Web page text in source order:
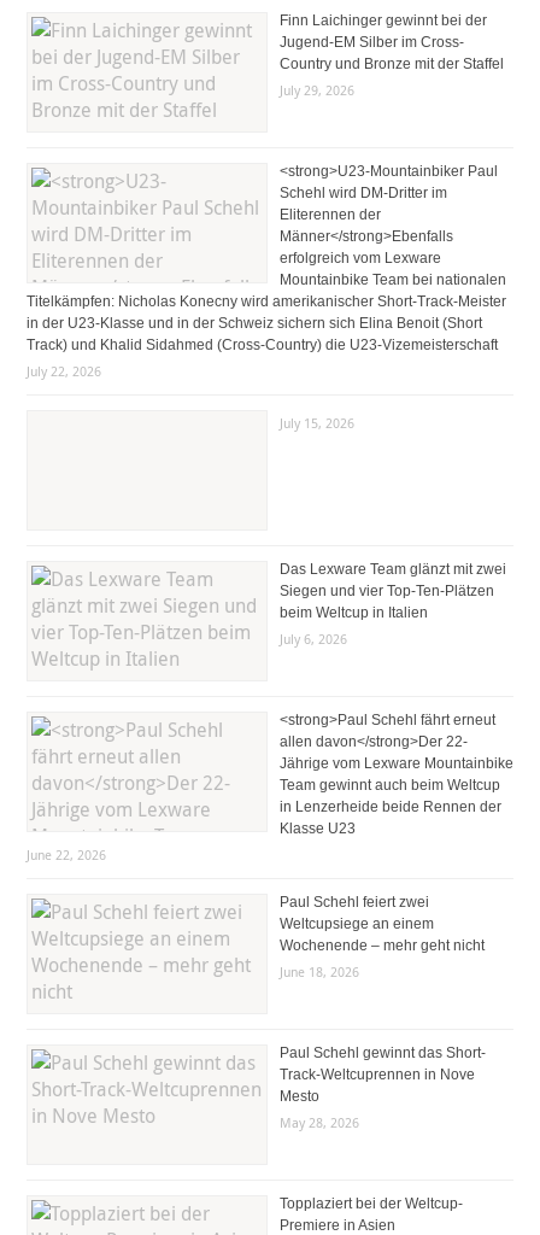
Finn Laichinger gewinnt bei der
Jugend-EM Silber im Cross-
Country und Bronze mit der Staffel
July 29, 2026
<strong>U23-Mountainbiker Paul
Schehl wird DM-Dritter im
Eliterennen der
Männer</strong>Ebenfalls
erfolgreich vom Lexware
Mountainbike Team bei nationalen
Titelkämpfen: Nicholas Konecny wird amerikanischer Short-Track-Meister
in der U23-Klasse und in der Schweiz sichern sich Elina Benoit (Short
Track) und Khalid Sidahmed (Cross-Country) die U23-Vizemeisterschaft
July 22, 2026
July 15, 2026
Das Lexware Team glänzt mit zwei
Siegen und vier Top-Ten-Plätzen
beim Weltcup in Italien
July 6, 2026
<strong>Paul Schehl fährt erneut
allen davon</strong>Der 22-
Jährige vom Lexware Mountainbike
Team gewinnt auch beim Weltcup
in Lenzerheide beide Rennen der
Klasse U23
June 22, 2026
Paul Schehl feiert zwei
Weltcupsiege an einem
Wochenende – mehr geht nicht
June 18, 2026
Paul Schehl gewinnt das Short-
Track-Weltcuprennen in Nove
Mesto
May 28, 2026
Topplaziert bei der Weltcup-
Premiere in Asien